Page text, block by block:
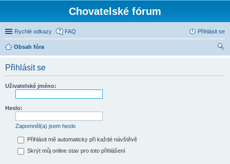
Chovatelské fórum
Rychlé odkazy FAQ Přihlásit se
Obsah fóra
Přihlásit se
Uživatelské jméno:
Heslo:
Zapomněl(a) jsem heslo
Přihlásit mě automaticky při každé návštěvě
Skrýt můj online stav pro toto přihlášení